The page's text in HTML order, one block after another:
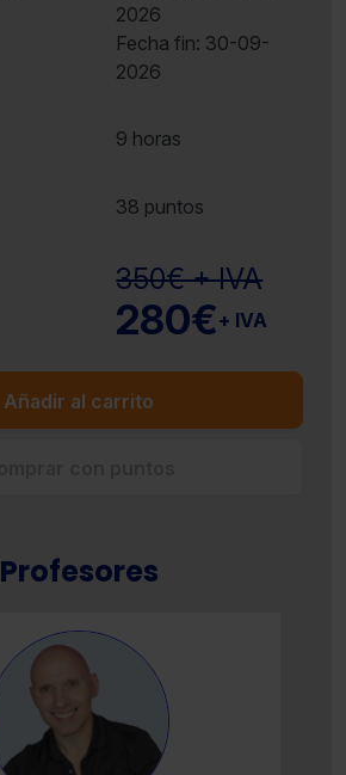
2026
Fecha fin: 30-09-
2026
9 horas
38 puntos
350€ + IVA
280€+ IVA
Añadir al carrito
Profesores